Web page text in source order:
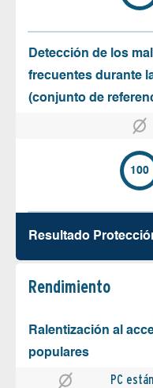
Detección de los
frecuentes durante
(conjunto de
100
Resultado
Rendimiento
Ralentización al
populares
PC